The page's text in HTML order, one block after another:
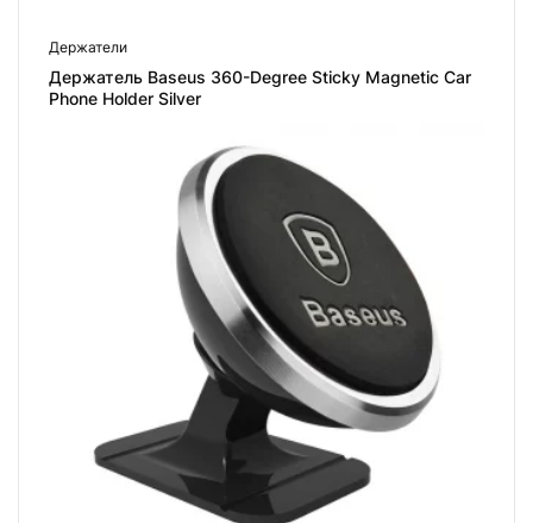
Держатели
Держатель Baseus 360-Degree Sticky Magnetic Car
Phone Holder Silver